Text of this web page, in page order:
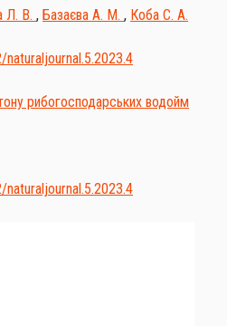
Л. В. , Базаєва А. М. , Коба С. А.